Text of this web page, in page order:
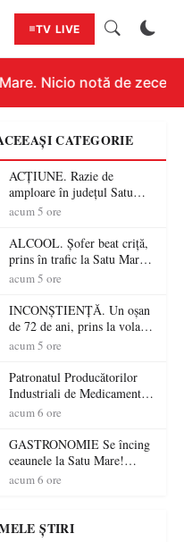
TV LIVE
Nicio notă de zece,
CATEGORIE
ACȚIUNE. Razie de
amploare în județul Satu
Mare! Polițiștii au dat sute
șoferi fără permis într-o
singură zi
acum 5 ore
ALCOOL. Șofer beat criță,
prins în trafic la Satu Mare!
Alcoolemie uriașă
acum 5 ore
INCONȘTIENȚĂ. Un oșan
de 72 de ani, prins la volan
fără permis! Polițiștii l-au
acum 5 ore
Patronatul Producătorilor
Industriali de Medicamente
din România (PRIMER):
energie electrică a fabricilor
de medicamente va pune în
pericol accesul pacienților la
medicamente esențiale
acum 6 ore
GASTRONOMIE Se încing
ceaunele la Satu Mare!
Concursul „Veress Ádám”
jurat de renume
acum 6 ore
ȘTIRI